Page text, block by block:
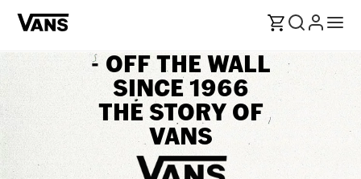
OFF THE WALL -
SINCE 1966
THE STORY OF
VANS